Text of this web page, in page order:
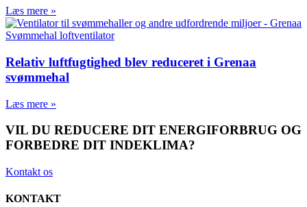
Læs mere »
Relativ luftfugtighed blev reduceret i Grenaa
svømmehal
Læs mere »
VIL DU REDUCERE DIT ENERGIFORBRUG OG
FORBEDRE DIT INDEKLIMA?
Kontakt os
KONTAKT